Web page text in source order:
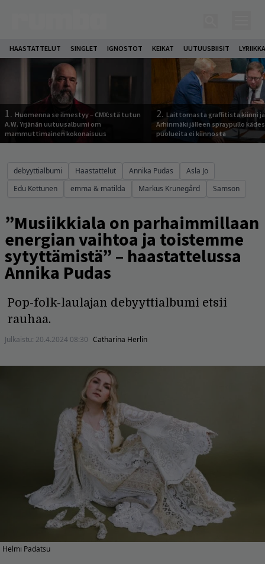
HAASTATTELUT SINGLET IGNOSTOT KEIKAT UUTUUSBIISIT
1. Huomenna se ilmestyy – CMX:stä tutun
A.W. Yrjänän uutuusalbumi om
mammuttimainen kokonaisuus
2. Laittomasta graffitista kiinni
Arhinmäki jälleen spraypullo
puolueita ei kiinnosta
debyyttialbumi Haastattelut Annika Pudas
Asla Jo
Edu Kettunen
emma & matilda Markus Krunegård Samson
”Musiikkiala on parhaimmillaan
energian vaihtoa ja toistemme
sytyttämistä” – haastattelussa
Annika Pudas
Pop-folk-laulajan debyyttialbumi etsii
rauhaa.
Julkaistu: 20.4.2024 08:30 Catharina Herlin
Helmi Padatsu